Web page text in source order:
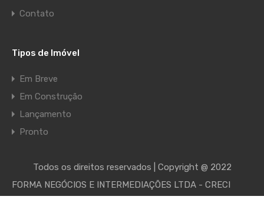
Contato
Tipos de Imóvel
Em Breve
Em Construção
Lançamento
Pronto
Todos os direitos reservados | Copyright @ 2022
FORMA NEGÓCIOS E INTERMEDIAÇÕES LTDA - CRECI